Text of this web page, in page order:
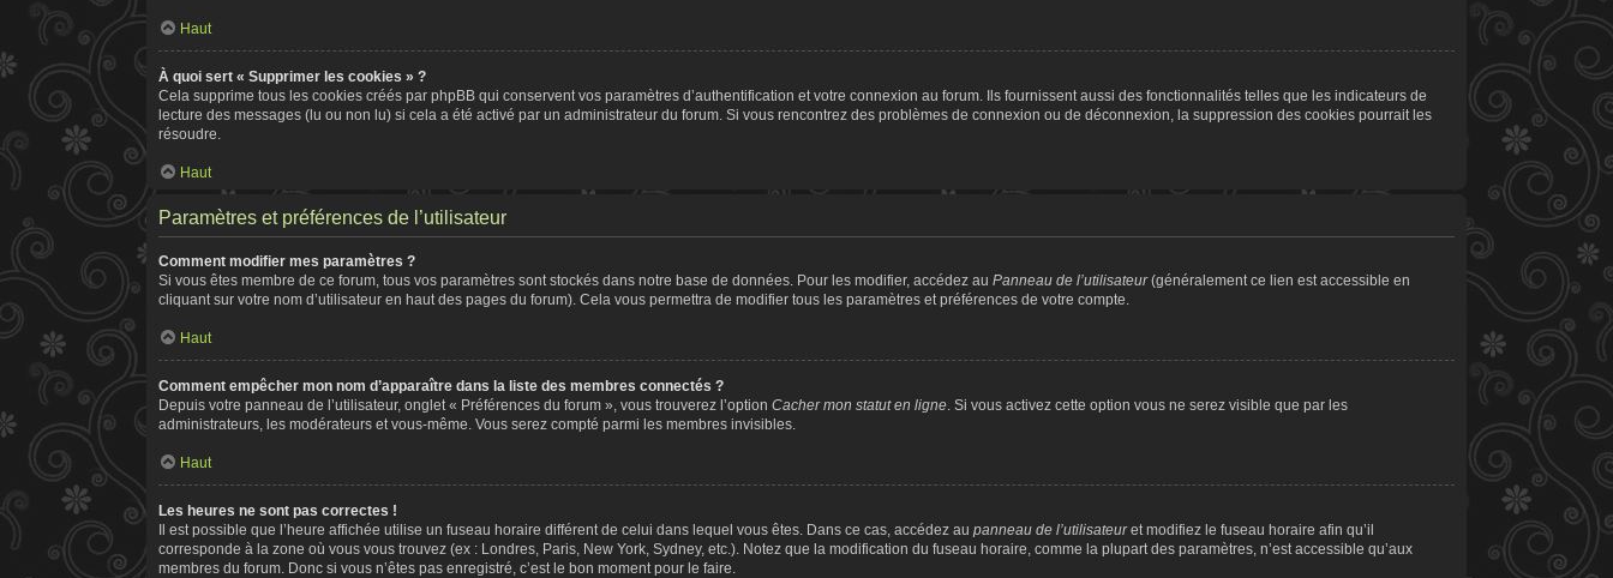
Haut
À quoi sert « Supprimer les cookies » ?
Cela supprime tous les cookies créés par phpBB qui conservent vos paramètres d’authentification et votre connexion au forum. Ils fournissent aussi des fonctionnalités telles que les indicateurs de
lecture des messages (lu ou non lu) si cela a été activé par un administrateur du forum. Si vous rencontrez des problèmes de connexion ou de déconnexion, la suppression des cookies pourrait les
résoudre.
Haut
Paramètres et préférences de l’utilisateur
Comment modifier mes paramètres ?
Si vous êtes membre de ce forum, tous vos paramètres sont stockés dans notre base de données. Pour les modifier, accédez au Panneau de l’utilisateur(généralement ce lien est accessible en
cliquant sur votre nom d’utilisateur en haut des pages du forum). Cela vous permettra de modifier tous les paramètres et préférences de votre compte.
Haut
Comment empêcher mon nom d’apparaître dans la liste des membres connectés ?
Depuis votre panneau de l’utilisateur, onglet « Préférences du forum », vous trouverez l’option Cacher mon statut en ligne. Si vous activez cette option vous ne serez visible que par les
administrateurs, les modérateurs et vous-même. Vous serez compté parmi les membres invisibles.
Haut
Les heures ne sont pas correctes !
Il est possible que l’heure affichée utilise un fuseau horaire différent de celui dans lequel vous êtes. Dans ce cas, accédez au panneau de l’utilisateuret modifiez le fuseau horaire afin qu’il
corresponde à la zone où vous vous trouvez (ex : Londres, Paris, New York, Sydney, etc.). Notez que la modification du fuseau horaire, comme la plupart des paramètres, n’est accessible qu’aux
membres du forum. Donc si vous n’êtes pas enregistré, c’est le bon moment pour le faire.